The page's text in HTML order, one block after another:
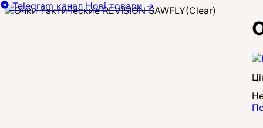
Telegram канал Нові товари→